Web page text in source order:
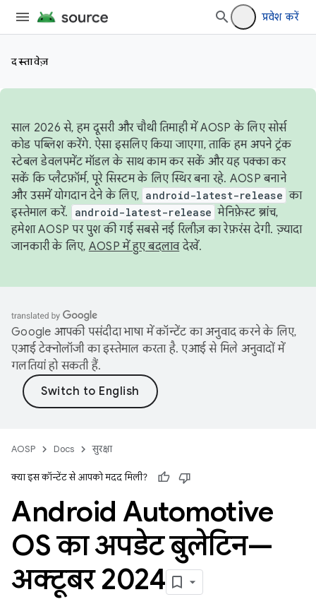
प्रवेश करें
दस्तावेज़
साल 2026 से, हम दूसरी और चौथी तिमाही में AOSP के लिए सोर्स
कोड पब्लिश करेंगे. ऐसा इसलिए किया जाएगा, ताकि हम अपने ट्रंक
स्टेबल डेवलपमेंट मॉडल के साथ काम कर सकें और यह पक्का कर
सकें कि प्लैटफ़ॉर्म, पूरे सिस्टम के लिए स्थिर बना रहे. AOSP बनाने
और उसमें योगदान देने के लिए, android-latest-release का
इस्तेमाल करें.
android-latest-release मेनिफ़ेस्ट ब्रांच,
हमेशा AOSP पर पुश की गई सबसे नई रिलीज़ का रेफ़रंस देगी. ज़्यादा
जानकारी के लिए, AOSP में हुए बदलावदेखें.
Google आपकी पसंदीदा भाषा में कॉन्टेंट का अनुवाद करने के लिए,
एआई टेक्नोलॉजी का इस्तेमाल करता है. एआई से मिले अनुवादों में
गलतियां हो सकती हैं.
AOSP Docs सुरक्षा
क्या इस कॉन्टेंट से आपको मदद मिली?
Android Automotive
OS का अपडेट बुलेटिन—
अक्टूबर 2024